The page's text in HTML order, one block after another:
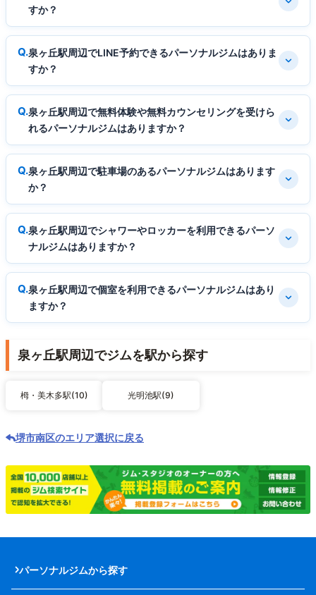
すか？
泉ヶ丘駅周辺でLINE予約できるパーソナルジムはありま
すか？
泉ヶ丘駅周辺で無料体験や無料カウンセリングを受けら
れるパーソナルジムはありますか？
泉ヶ丘駅周辺で駐車場のあるパーソナルジムはあります
か？
泉ヶ丘駅周辺でシャワーやロッカーを利用できるパーソ
ナルジムはありますか？
泉ヶ丘駅周辺で個室を利用できるパーソナルジムはあり
ますか？
泉ヶ丘駅周辺でジムを駅から探す
栂・美木多駅(10) 光明池駅(9)
堺市南区のエリア選択に戻る
パーソナルジムから探す